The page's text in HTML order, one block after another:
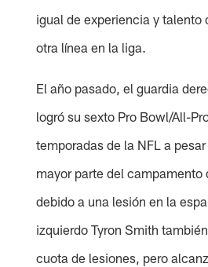
igual de experiencia y talento
otra línea en la liga.
El año pasado, el guardia
logró su sexto Pro Bowl/All-
temporadas de la NFL a
mayor parte del campamento
debido a una lesión en la
izquierdo Tyron Smith
cuota de lesiones, pero